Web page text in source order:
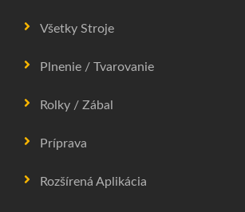
Všetky Stroje
Plnenie / Tvarovanie
Rolky / Zábal
Príprava
Rozšírená Aplikácia